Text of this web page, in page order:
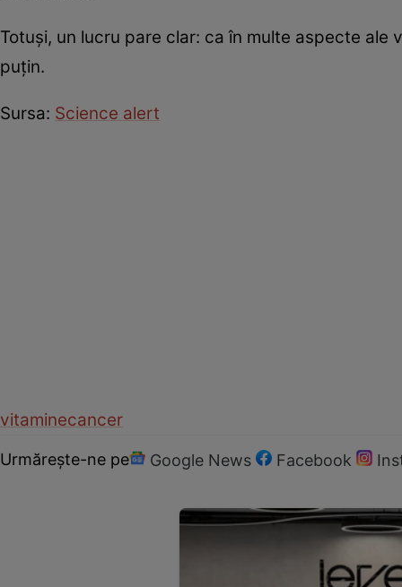
Totuși, un lucru pare clar: ca în multe aspecte
puțin.
Sursa: Science alert
vitaminecancer
Urmărește-ne pe Google News Facebook